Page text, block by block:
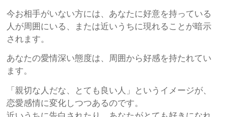
今お相手がいない方には、あなたに好意を持っている
人が周囲にいる、または近いうちに現れることが暗示
されます。
あなたの愛情深い態度は、周囲から好感を持たれてい
ます。
「親切な人だな、とても良い人」というイメージが、
恋愛感情に変化しつつあるのです。